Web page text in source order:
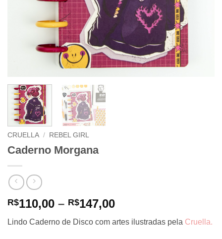
CRUELLA / REBEL GIRL
Caderno Morgana
R$110,00 – R$147,00Price
R$110,00
Lindo Caderno de Disco com artes ilustradas pela Cruella.